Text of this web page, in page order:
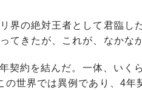
界の絶対王者として君臨し
きたが、これが、なかな
約を結んだ。一体、いく
の世界では異例であり、4年